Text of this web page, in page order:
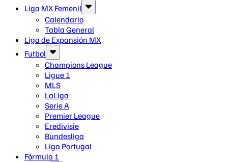
Liga MX Femenil
Calendario
Tabla General
Liga de Expansión MX
Futbol
Champions League
Ligue 1
MLS
LaLiga
Serie A
Premier League
Eredivisie
Bundesliga
Liga Portugal
Fórmula 1